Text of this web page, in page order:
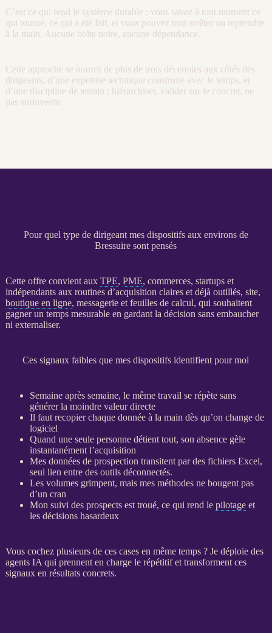
C’est ce qui rend le système durable : vous savez à tout moment ce
qui tourne, ce qui a été fait, et vous pouvez tout arrêter ou reprendre
à la main. Aucune boîte noire, aucune dépendance.
Cette approche se nourrit de plus de trois décennies aux côtés des
dirigeants, d’une expertise technique construite avec le temps, et
d’une discipline de terrain : hiérarchiser, valider sur le concret, ne
pas surinvestir.
Pour quel type de dirigeant mes dispositifs aux environs de
Bressuire sont pensés
Cette offre convient aux TPE, PME, commerces, startups et
indépendants aux routines d’acquisition claires et déjà outillés, site,
boutique en ligne, messagerie et feuilles de calcul, qui souhaitent
gagner un temps mesurable en gardant la décision sans embaucher
ni externaliser.
Ces signaux faibles que mes dispositifs identifient pour moi
Semaine après semaine, le même travail se répète sans
générer la moindre valeur directe
Il faut recopier chaque donnéeà la main dès qu’on change de
logiciel
Quand une seule personne détient tout, son absence gèle
instantanément l’acquisition
Mes donnéesde prospection transitent par des fichiers Excel,
seul lien entre des outils déconnectés.
Les volumes grimpent, mais mes méthodes ne bougent pas
d’un cran
Mon suivi des prospectsest troué, ce qui rend le pilotageet
les décisions hasardeux
Vous cochez plusieurs de ces cases en même temps ? Je déploie des
agents IA qui prennent en charge le répétitif et transforment ces
signaux en résultats concrets.